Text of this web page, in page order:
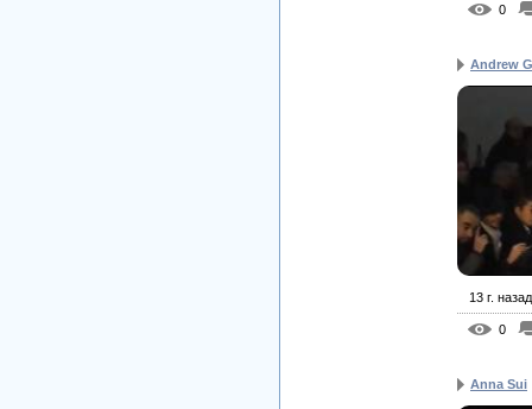
0
Andrew
13 г. назад
0
Anna Sui